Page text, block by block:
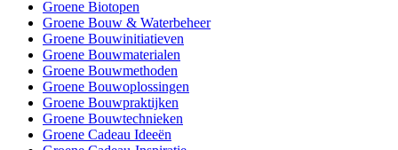
Groene Biotopen
Groene Bouw & Waterbeheer
Groene Bouwinitiatieven
Groene Bouwmaterialen
Groene Bouwmethoden
Groene Bouwoplossingen
Groene Bouwpraktijken
Groene Bouwtechnieken
Groene Cadeau Ideeën